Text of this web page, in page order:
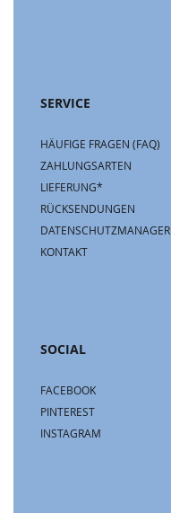
SERVICE
HÄUFIGE FRAGEN (FAQ)
ZAHLUNGSARTEN
LIEFERUNG*
RÜCKSENDUNGEN
DATENSCHUTZMANAGER
KONTAKT
SOCIAL
FACEBOOK
PINTEREST
INSTAGRAM